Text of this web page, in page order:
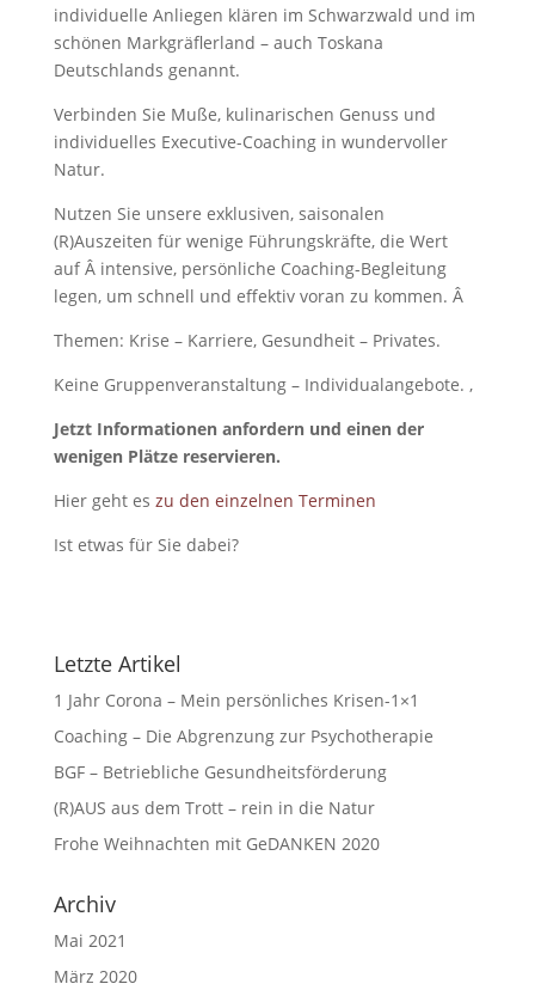
individuelle Anliegen klären im Schwarzwald und im
schönen Markgräflerland – auch Toskana
Deutschlands genannt.
Verbinden Sie Muße, kulinarischen Genuss und
individuelles Executive-Coaching in wundervoller
Natur.
Nutzen Sie unsere exklusiven, saisonalen
(R)Auszeiten für wenige Führungskräfte, die Wert
auf Â intensive, persönliche Coaching-Begleitung
legen, um schnell und effektiv voran zu kommen. Â
Themen: Krise – Karriere, Gesundheit – Privates.
Keine Gruppenveranstaltung – Individualangebote. ‚
Jetzt Informationen anfordern und einen der
wenigen Plätze reservieren.
Hier geht es zu den einzelnen Terminen
Ist etwas für Sie dabei?
Letzte Artikel
1 Jahr Corona – Mein persönliches Krisen-1×1
Coaching – Die Abgrenzung zur Psychotherapie
BGF – Betriebliche Gesundheitsförderung
(R)AUS aus dem Trott – rein in die Natur
Frohe Weihnachten mit GeDANKEN 2020
Archiv
Mai 2021
März 2020